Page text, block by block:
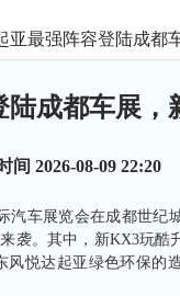
亚最强阵容登陆成都
成都车展，
间 2026-08-09 22:20
汽车展览会在成都世纪
袭。其中，新KX3玩酷
悦达起亚绿色环保的